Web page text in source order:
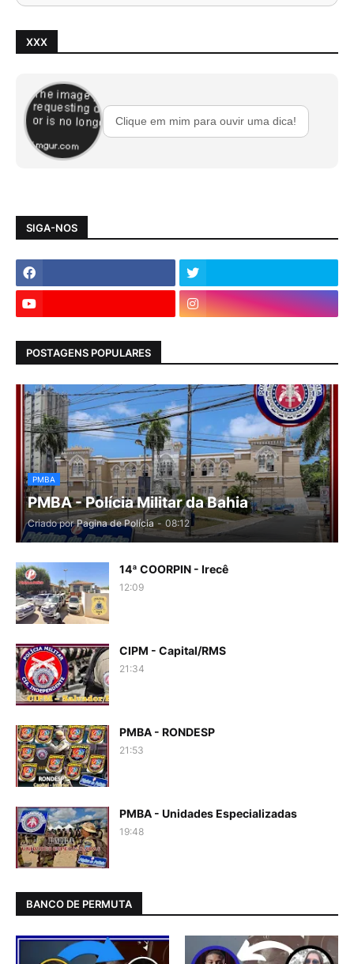
XXX
Clique em mim para ouvir uma dica!
SIGA-NOS
POSTAGENS POPULARES
PMBA
PMBA - Polícia Militar da Bahia
Criado por Pagina de Polícia - 08:12
14ª COORPIN - Irecê
12:09
CIPM - Capital/RMS
21:34
PMBA - RONDESP
21:53
PMBA - Unidades Especializadas
19:48
BANCO DE PERMUTA